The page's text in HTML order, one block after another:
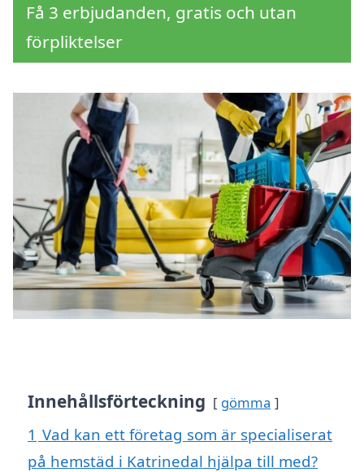
Få 3 erbjudanden, gratis och utan
förpliktelser
Innehållsförteckning gömma
1 Vad kan ett företag som är specialiserat
på hemstäd i Katrinedal hjälpa till med?